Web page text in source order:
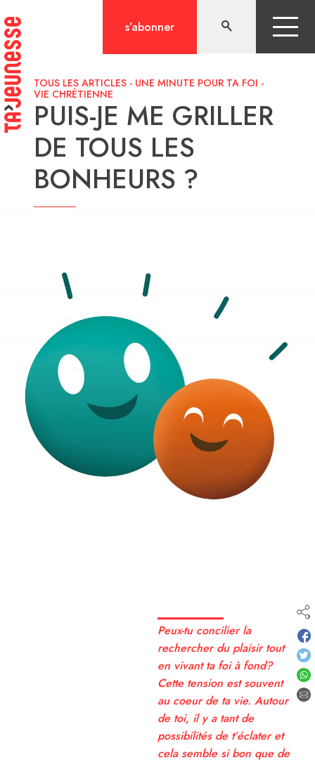
au
contenu
s’abonner
TOUS LES ARTICLES - UNE MINUTE POUR TA FOI -
VIE CHRÉTIENNE
PUIS-JE ME GRILLER
DE TOUS LES
BONHEURS ?
Peux-tu concilier la
rechercher du plaisir tout
en vivant ta foi à fond?
Cette tension est souvent
au coeur de ta vie. Autour
de toi, il y a tant de
possibilités de t’éclater et
cela semble si bon que de